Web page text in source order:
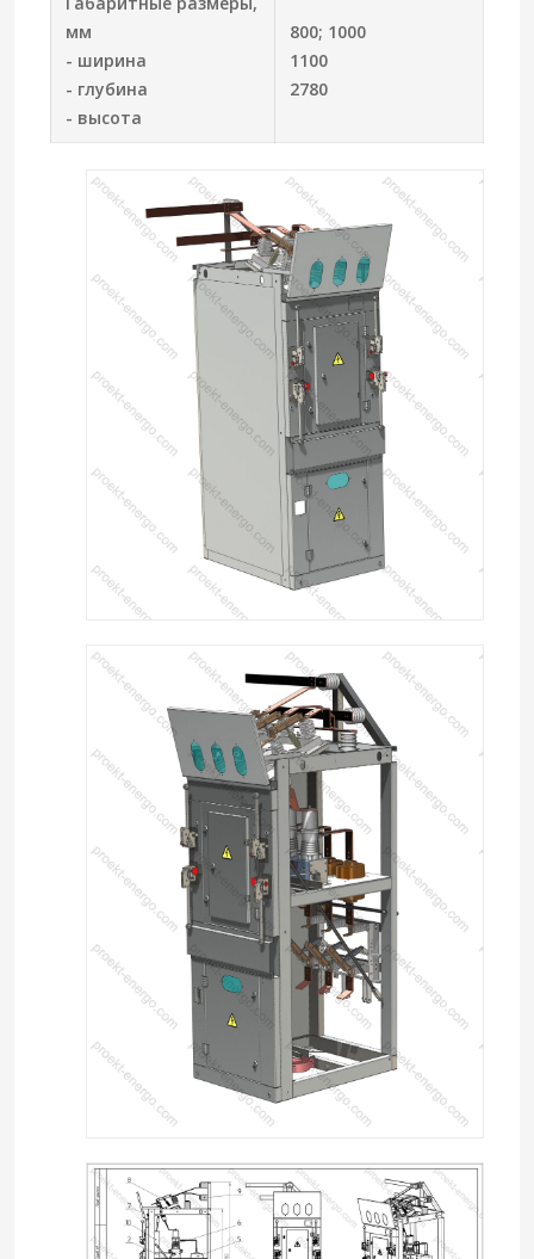
мм
- ширина
- глубина
- высота
800; 1000
1100
2780